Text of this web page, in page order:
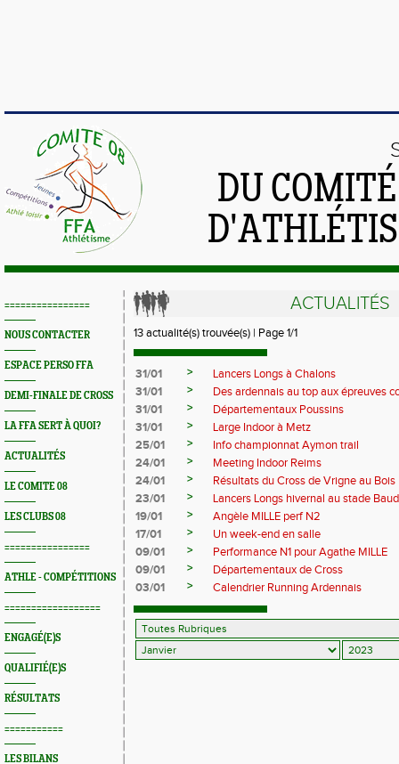
DU
================
NOUS CONTACTER
ESPACE PERSO FFA
DEMI-FINALE DE CROSS
LA FFA SERT À QUOI?
ACTUALITÉS
LE COMITE 08
LES CLUBS 08
================
ATHLE - COMPÉTITIONS
==================
ENGAGÉ(E)S
QUALIFIÉ(E)S
RÉSULTATS
===========
LES BILANS
ACTUALITÉS
13 actualité(s) trouvée(s) | Page 1/1
31/01 >
Lancers Longs à Chalons
31/01
>
Des ardennais au top aux épreuves
31/01
>
Départementaux Poussins
31/01
>
Large Indoor à Metz
25/01
>
Info championnat Aymon trail
24/01
>
Meeting Indoor Reims
24/01
>
Résultats du Cross de Vrigne au Bois
23/01
>
Lancers Longs hivernal au stade
19/01
>
Angèle MILLE perf N2
17/01
>
Un week-end en salle
09/01
>
Performance N1 pour Agathe MILLE
09/01
>
Départementaux de Cross
03/01
> Calendrier Running Ardennais